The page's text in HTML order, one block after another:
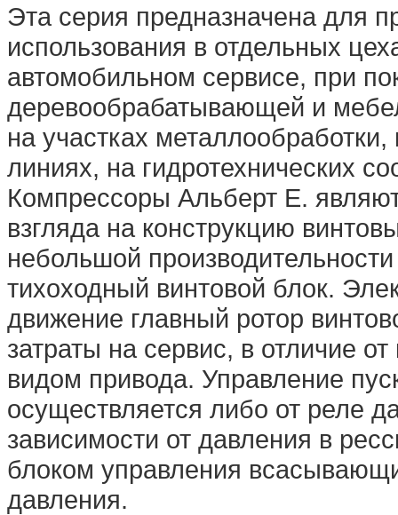
Эта серия предназначена для
использования в отдельных
автомобильном сервисе, при
деревообрабатывающей и
на участках
линиях, на гидротехнических
Компрессоры Альберт E.
взгляда на конструкцию
небольшой
тихоходный винтовой блок.
движение главный ротор
затраты на сервис, в отличие
видом привода. Управление
осуществляется либо от реле
зависимости от давления в
блоком управления
давления.